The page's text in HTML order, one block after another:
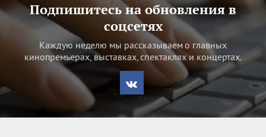
Подпишитесь на обновления в
соцсетях
Каждую неделю мы рассказываем о главных
кинопремьерах, выставках, спектаклях и концертах.